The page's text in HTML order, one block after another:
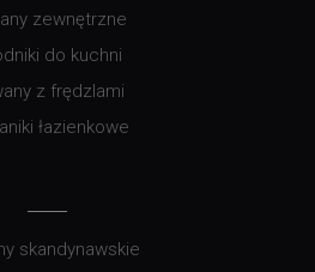
zewnętrzne
do kuchni
z frędzlami
łazienkowe
skandynawskie